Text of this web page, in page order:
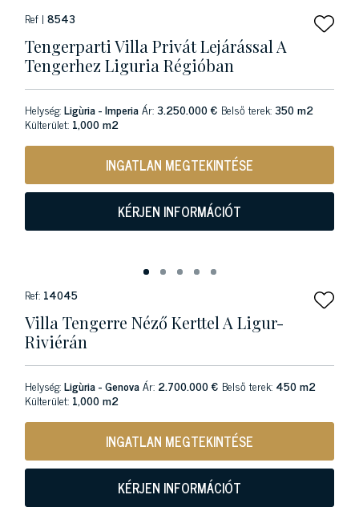
Ref | 8543
Tengerparti Villa Privát Lejárással A
Tengerhez Liguria Régióban
Helység:Ligùria - ImperiaÁr:3.250.000 € Belső terek:350 m2
Külterület: 1,000 m2
INGATLAN MEGTEKINTÉSE
KÉRJEN INFORMÁCIÓT
Ref: 14045
Villa Tengerre Néző Kerttel A Ligur-
Riviérán
Helység:Ligùria - GenovaÁr: 2.700.000 € Belső terek: 450 m2
Külterület: 1,000 m2
INGATLAN MEGTEKINTÉSE
KÉRJEN INFORMÁCIÓT